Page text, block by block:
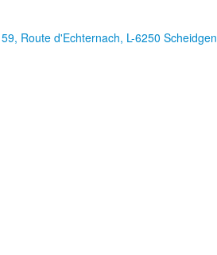
59, Route d'Echternach, L-6250 Scheidgen